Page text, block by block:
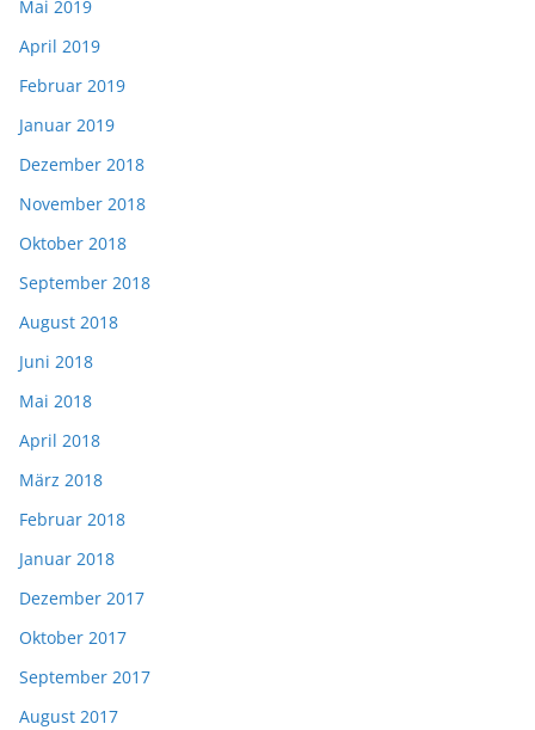
Mai 2019
April 2019
Februar 2019
Januar 2019
Dezember 2018
November 2018
Oktober 2018
September 2018
August 2018
Juni 2018
Mai 2018
April 2018
März 2018
Februar 2018
Januar 2018
Dezember 2017
Oktober 2017
September 2017
August 2017